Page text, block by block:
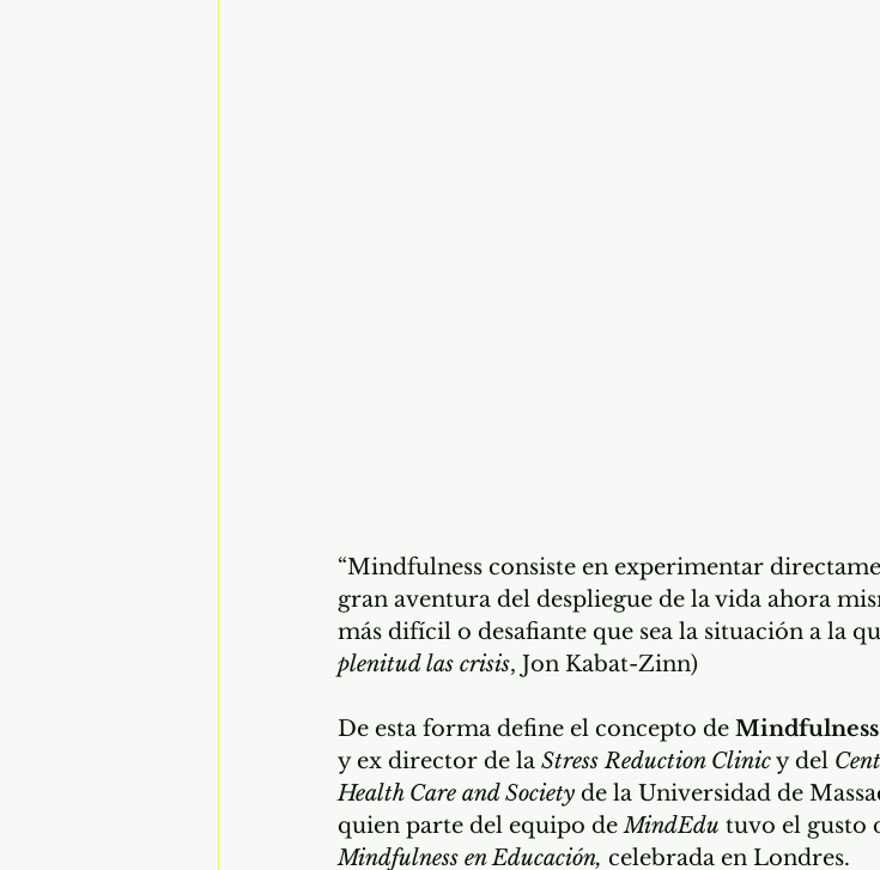
“Mindfulness consiste en experimentar
gran aventura del despliegue de la vida ahora
más difícil o desafiante que sea la situación a la
plenitud las crisis, Jon Kabat-Zinn)
De esta forma define el concepto de Mindfulness
y ex director de la Stress Reduction Clinic y del
Health Care and Society de la Universidad de
quien parte del equipo de MindEdu tuvo el gusto
Mindfulness en Educación, celebrada en Londres.